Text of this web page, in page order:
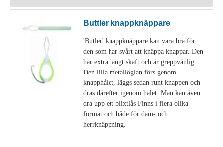
Buttler knappknäppare
'Butler' knappknäppare kan vara bra för
den som har svårt att knäppa knappar. Den
har extra långt skaft och är greppvänlig.
Den lilla metallöglan förs genom
knapphålet, läggs sedan runt knappen och
dras därefter igenom hålet. Man kan även
dra upp ett blixtlås Finns i flera olika
format och både för dam- och
herrknäppning.